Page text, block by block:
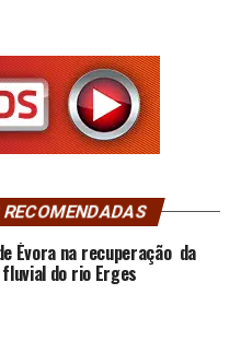
Évora na recuperação da
do rio Erges